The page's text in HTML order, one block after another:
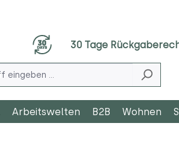
30 Tage
Arbeitswelten B2B Wohnen